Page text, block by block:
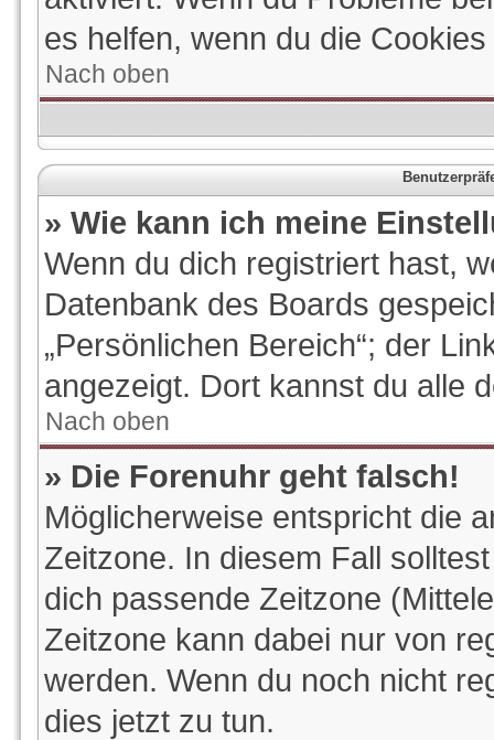
es helfen, wenn du die
Nach oben
» Wie kann ich meine
Wenn du dich registriert hast,
Datenbank des Boards
„Persönlichen Bereich“; der
angezeigt. Dort kannst du alle
Nach oben
» Die Forenuhr geht falsch!
Möglicherweise entspricht die
Zeitzone. In diesem Fall
dich passende Zeitzone
Zeitzone kann dabei nur von
werden. Wenn du noch nicht
dies jetzt zu tun.